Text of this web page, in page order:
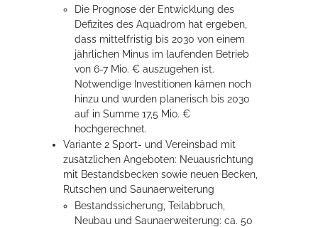
Die Prognose der Entwicklung des
Defizites des Aquadrom hat ergeben,
dass mittelfristig bis 2030 von einem
jährlichen Minus im laufenden Betrieb
von 6-7 Mio. € auszugehen ist.
Notwendige Investitionen kämen noch
hinzu und wurden planerisch bis 2030
auf in Summe 17,5 Mio. €
hochgerechnet.
Variante 2 Sport- und Vereinsbad mit
zusätzlichen Angeboten: Neuausrichtung
mit Bestandsbecken sowie neuen Becken,
Rutschen und Saunaerweiterung
Bestandssicherung, Teilabbruch,
Neubau und Saunaerweiterung: ca. 50